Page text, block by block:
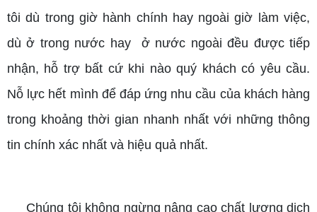
tôi dù trong giờ hành chính hay ngoài giờ làm việc,
dù ở trong nước hay ở nước ngoài đều được tiếp
nhận, hỗ trợ bất cứ khi nào quý khách có yêu cầu.
Nỗ lực hết mình để đáp ứng nhu cầu của khách hàng
trong khoảng thời gian nhanh nhất với những thông
tin chính xác nhất và hiệu quả nhất.
Chúng tôi không ngừng nâng cao chất lượng dịch